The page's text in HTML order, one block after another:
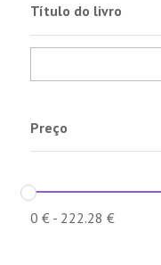
Título do livro
Preço
0 €- 222.28 €